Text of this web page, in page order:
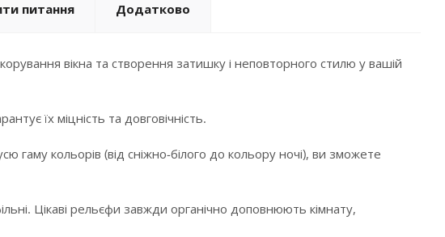
питання Додатково
вікна та створення затишку і неповторного стилю у вашій
їх міцність та довговічність.
кольорів (від сніжно-білого до кольору ночі), ви зможете
Цікаві рельєфи завжди органічно доповнюють кімнату,